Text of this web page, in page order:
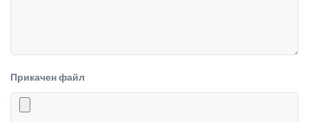
Прикачен файл